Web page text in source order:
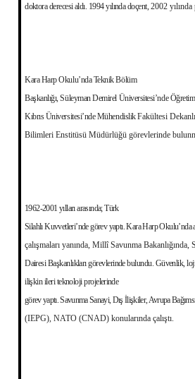
doktora derecesi aldı. 1994 yılında doçent,2002
Kara Harp Okulu’nda Teknik Bölüm
Başkanlığı, Süleyman Demirel Üniversitesi’nde
Kıbrıs Üniversitesi’nde MühendislikFakültesi
Bilimleri Enstitüsü Müdürlüğü görevlerinde
1962-2001 yılları arasında; Türk
Silahlı Kuvvetleri’nde görev yaptı. Kara Harp Okulu’nda
çalışmaları yanında, Millî Savunma Bakanlığında,
Dairesi Başkanlıkları gö­revlerinde bulundu. Güvenlik,
ilişkin ileri teknoloji projelerinde
görev yaptı. Savunma Sanayi, Dış İlişkiler, Avrupa
(IEPG), NATO (CNAD) konularında çalıştı.